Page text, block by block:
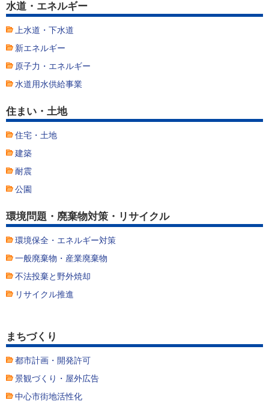
水道・エネルギー
上水道・下水道
新エネルギー
原子力・エネルギー
水道用水供給事業
住まい・土地
住宅・土地
建築
耐震
公園
環境問題・廃棄物対策・リサイクル
環境保全・エネルギー対策
一般廃棄物・産業廃棄物
不法投棄と野外焼却
リサイクル推進
まちづくり
都市計画・開発許可
景観づくり・屋外広告
中心市街地活性化